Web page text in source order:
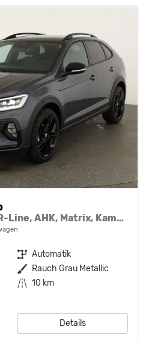
R-Line 1.5 TSI DSG R-Line, AHK, Matrix, Kamera, ACC, Winter, 4 J.-Garantie
Getriebe Automatik
Außenfarbe Rauch Grau Metallic
Kilometerstand 10 km
Details